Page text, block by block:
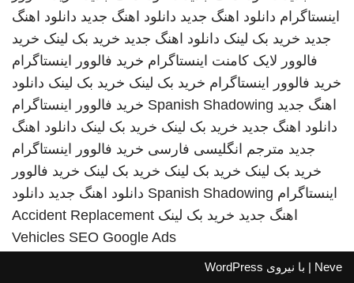
اینستاگرام دانلود اهنگ جدید دانلود اهنگ جدید دانلود اهنگ
جدید خرید بک لینک دانلود اهنگ جدید خرید بک لینک خرید
فالوور لایک کامنت اینستاگرام خرید فالوور اینستاگرام
خرید فالوور اینستاگرام خرید بک لینک خرید بک لینک دانلود
اهنگ جدید Spanish Shadowing خرید فالوور اینستاگرام
دانلود اهنگ جدید خرید بک لینک خرید بک لینک دانلود اهنگ
جدید مترجم انگلیسی فارسی خرید فالوور اینستاگرام
خرید بک لینک خرید بک لینک خرید بک لینک خرید فالوور
اینستاگرام Spanish Shadowing دانلود اهنگ جدید دانلود
اهنگ جدید خرید بک لینک Accident Replacement
Vehicles SEO Google Ads
Neve | با نیروی WordPress